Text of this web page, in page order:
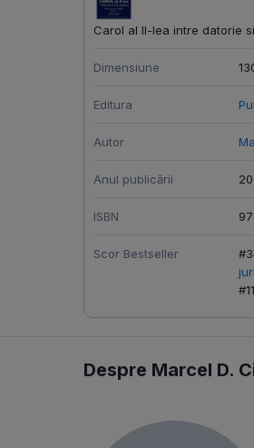
Carol al II-lea intre datorie
Dimensiune
Editura
Autor
Anul publicării
ISBN
Scor Bestseller
Despre Marcel D.